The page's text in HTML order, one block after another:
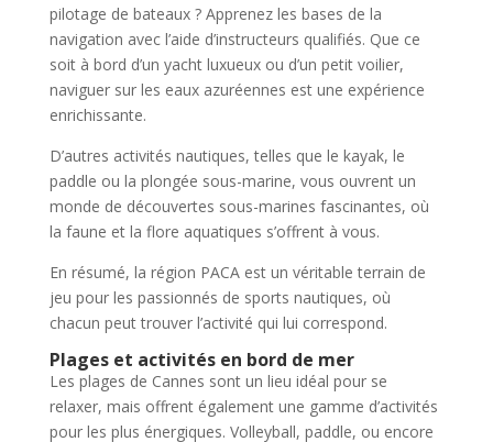
pilotage de bateaux ? Apprenez les bases de la
navigation avec l’aide d’instructeurs qualifiés. Que ce
soit à bord d’un yacht luxueux ou d’un petit voilier,
naviguer sur les eaux azuréennes est une expérience
enrichissante.
D’autres activités nautiques, telles que le kayak, le
paddle ou la plongée sous-marine, vous ouvrent un
monde de découvertes sous-marines fascinantes, où
la faune et la flore aquatiques s’offrent à vous.
En résumé, la région PACA est un véritable terrain de
jeu pour les passionnés de sports nautiques, où
chacun peut trouver l’activité qui lui correspond.
Plages et activités en bord de mer
Les plages de Cannes sont un lieu idéal pour se
relaxer, mais offrent également une gamme d’activités
pour les plus énergiques. Volleyball, paddle, ou encore